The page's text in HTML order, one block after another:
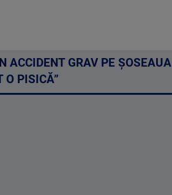
ACCIDENT GRAV PE ȘOSEAUA
O PISICĂ”